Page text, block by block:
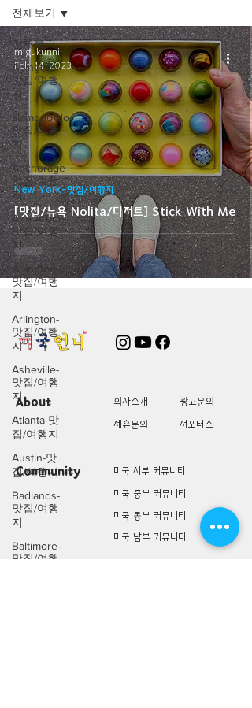
전체보기
Abingdon-
맛집/여행
지
alamogordo-
맛집/여행
지
Anchorage-
맛집/여행
지
Ann Arbor-
맛집/여행
지
Arlington-
맛집/여행
지
Arlington-
맛집/여행
지
Asheville-
맛집/여행
지
Atlanta-맛
집/여행지
Austin-맛
집/여행지
Badlands-
맛집/여행
지
Baltimore-
맛집/여행
전체보기
[맛집/뉴욕 Nolita/디저트] Stick With Me
New York-맛집/여행지
migukunni
Feb 14, 2023
About 회사소개
광고문의
제휴문의
서포터즈
Community
미국 서부 커뮤니티
미국 중부 커뮤니티
미국 동부 커뮤니티
미국 남부 커뮤니티